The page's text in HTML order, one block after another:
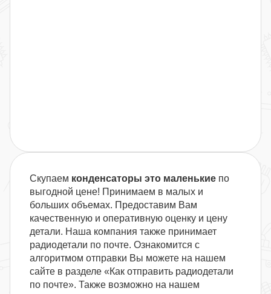
Скупаем конденсаторы это маленькие по
выгодной цене! Принимаем в малых и
больших объемах. Предоставим Вам
качественную и оперативную оценку и цену
детали. Наша компания также принимает
радиодетали по почте. Ознакомится с
алгоритмом отправки Вы можете на нашем
сайте в разделе «Как отправить радиодетали
по почте». Также возможно на нашем